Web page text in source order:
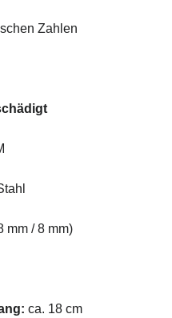
Zahlen
mm / 8 mm)
ca. 18 cm